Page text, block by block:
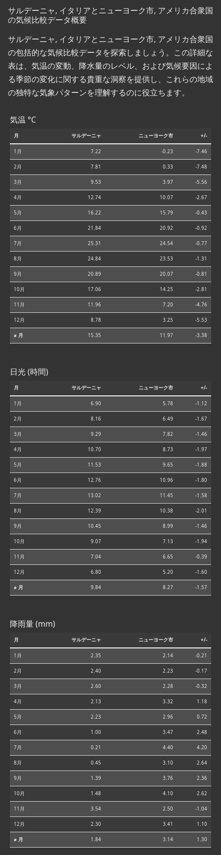
サルデーニャ, イタリアとニューヨーク市, アメリカ合衆国
の気候比較データ概要
サルデーニャ, イタリアとニューヨーク市, アメリカ合衆国
の包括的な気候比較データを探索しましょう。この詳細な
表は、気温の変動、降水量のレベル、および気候要因によ
る季節の変化に関する貴重な洞察を提供し、これらの地域
の独特な気象パターンを理解するのに役立ちます。
気温 °C
月 サルデーニャ ニューヨーク市 +/-
1月 7.22 -0.23 -7.46
2月 7.81 0.33 -7.48
3月 9.53 3.97 -5.56
4月 12.74 10.07 -2.67
5月 16.22 15.79 -0.43
6月 21.84 20.92 -0.92
7月 25.31 24.54 -0.77
8月 24.84 23.53 -1.31
9月 20.89 20.07 -0.81
10月 17.06 14.25 -2.81
11月 11.96 7.20 -4.76
12月 8.78 3.25 -5.53
⌀ 月 15.35 11.97 -3.38
日光 (時間)
月 サルデーニャ ニューヨーク市 +/-
1月 6.90 5.78 -1.12
2月 8.16 6.49 -1.67
3月 9.29 7.82 -1.46
4月 10.70 8.73 -1.97
5月 11.53 9.65 -1.88
6月 12.76 10.96 -1.80
7月 13.02 11.45 -1.58
8月 12.39 10.38 -2.01
9月 10.45 8.99 -1.46
10月 9.07 7.13 -1.94
11月 7.04 6.65 -0.39
12月 6.80 5.20 -1.60
⌀ 月 9.84 8.27 -1.57
降雨量 (mm)
月 サルデーニャ ニューヨーク市 +/-
1月 2.35 2.14 -0.21
2月 2.40 2.23 -0.17
3月 2.60 2.28 -0.32
4月 2.13 3.32 1.18
5月 2.23 2.96 0.72
6月 1.00 3.47 2.48
7月 0.21 4.40 4.20
8月 0.45 3.10 2.64
9月 1.39 3.76 2.36
10月 1.48 4.10 2.62
11月 3.54 2.50 -1.04
12月 2.30 3.41 1.10
⌀ 月 1.84 3.14 1.30